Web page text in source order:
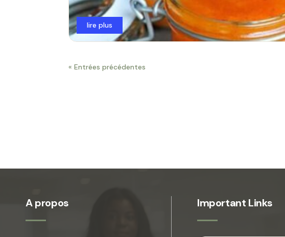
lire plus
« Entrées précédentes
A propos Important Links